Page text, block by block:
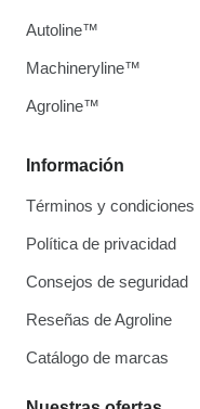
Información
Términos y condiciones
Política de privacidad
Consejos de seguridad
Reseñas de Agroline
Catálogo de marcas
Autoline™
Machineryline™
Agroline™